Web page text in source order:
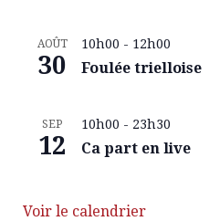
AOÛT
30
10h00 - 12h00
Foulée trielloise
SEP
12
10h00 - 23h30
Ca part en live
Voir le calendrier